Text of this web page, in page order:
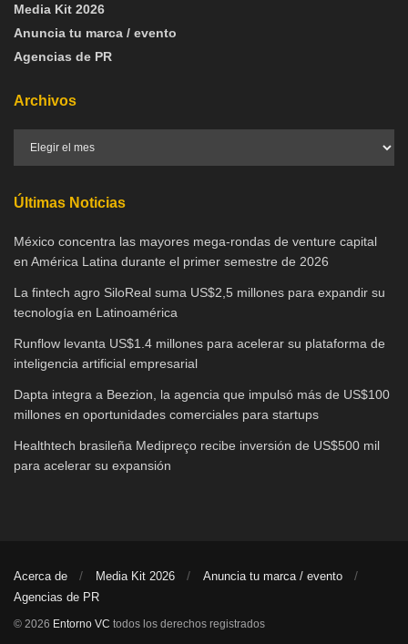
Media Kit 2026
Anuncia tu marca / evento
Agencias de PR
Archivos
Últimas Noticias
México concentra las mayores mega-rondas de venture capital
en América Latina durante el primer semestre de 2026
La fintech agro SiloReal suma US$2,5 millones para expandir su
tecnología en Latinoamérica
Runflow levanta US$1.4 millones para acelerar su plataforma de
inteligencia artificial empresarial
Dapta integra a Beezion, la agencia que impulsó más de US$100
millones en oportunidades comerciales para startups
Healthtech brasileña Medipreço recibe inversión de US$500 mil
para acelerar su expansión
Acerca de Media Kit 2026
Anuncia tu marca / evento
Agencias de PR
© 2026 Entorno VC todos los derechos registrados